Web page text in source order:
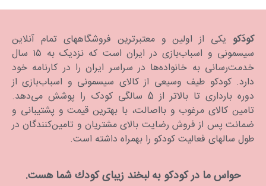
کودَکو یکی از اولین و معتبرترین فروشگاههای تمام آنلاین
سیسمونی و اسباب‌بازی در ایران است که نزدیک به ۱۵ سال
خدمت‌رسانی به خانواده‌ها در سراسر ایران را در کارنامه خود
دارد. كودكو طیف وسیعی از کالای سیسمونی و اسباب‌بازی از
دوره بارداری تا بالاتر از 5 سالگی کودک را پوشش می‌دهد.
تامین کالای مرغوب و بااصالت، با بهترین قیمت و پشتیبانی و
ضمانت پس از فروش رضایت بالای مشتریان و تامین‌کنندگان در
طول سالهای فعالیت کودکو را بهمراه داشته است.
حواس ما در كودكو به لبخند زیبای كودك شما هست.